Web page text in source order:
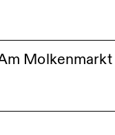
Molkenmarkt